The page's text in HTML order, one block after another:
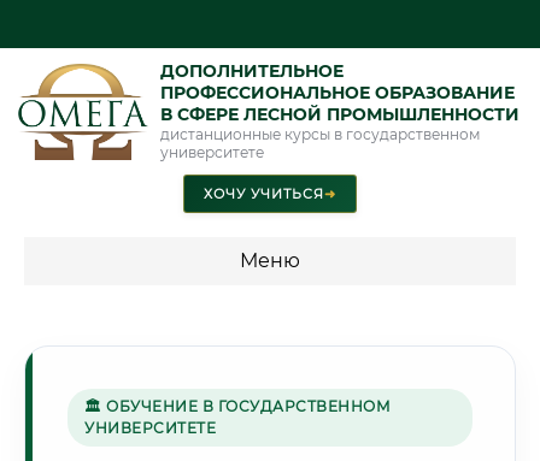
ДОПОЛНИТЕЛЬНОЕ
ПРОФЕССИОНАЛЬНОЕ ОБРАЗОВАНИЕ
В СФЕРЕ ЛЕСНОЙ ПРОМЫШЛЕННОСТИ
дистанционные курсы в государственном
университете
ХОЧУ УЧИТЬСЯ➜
Меню
промышленность"
🏛 ОБУЧЕНИЕ В ГОСУДАРСТВЕННОМ
УНИВЕРСИТЕТЕ